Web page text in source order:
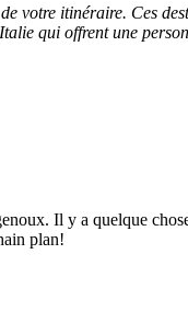
votre itinéraire. Ces
qui offrent une
Il y a quelque
plan!